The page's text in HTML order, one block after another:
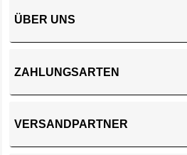
ÜBER UNS
ZAHLUNGSARTEN
VERSANDPARTNER